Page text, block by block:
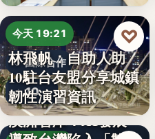
今天 19:21
國際合作
10
林飛帆：自助人助
10駐台友盟分享城鎮
韌性演習資訊
♡
澳洲智庫：AI發展